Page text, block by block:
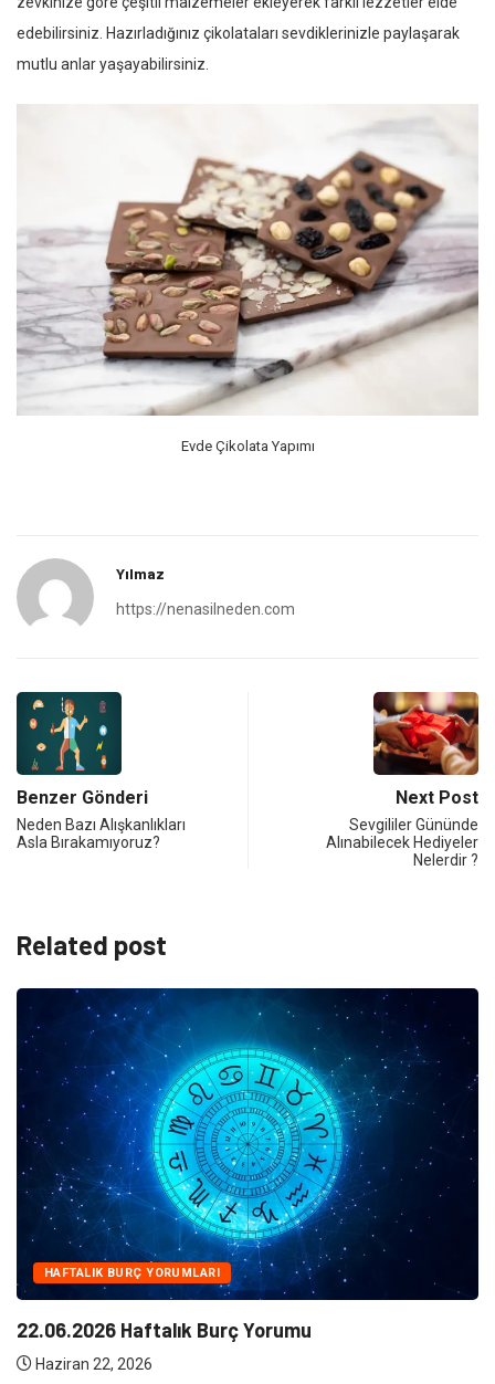
edebilirsiniz. Hazırladığınız çikolataları sevdiklerinizle paylaşarak
mutlu anlar yaşayabilirsiniz.
Evde Çikolata Yapımı
Yılmaz
https://nenasilneden.com
Benzer Gönderi
Neden Bazı Alışkanlıkları
Asla Bırakamıyoruz?
Next Post
Sevgililer Gününde
Alınabilecek Hediyeler
Nelerdir ?
Related post
NE
Klima Bakımının Önemi Nedir ?